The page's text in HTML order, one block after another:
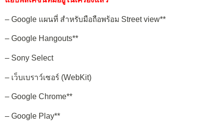
– Google แผนที่ สำหรับมือถือพร้อม Street view**
– Google Hangouts**
– Sony Select
– เว็บเบราว์เซอร์ (WebKit)
– Google Chrome**
– Google Play**